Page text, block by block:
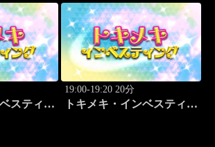
スティン
19:00-19:20 20分
トキメキ・インベスティン